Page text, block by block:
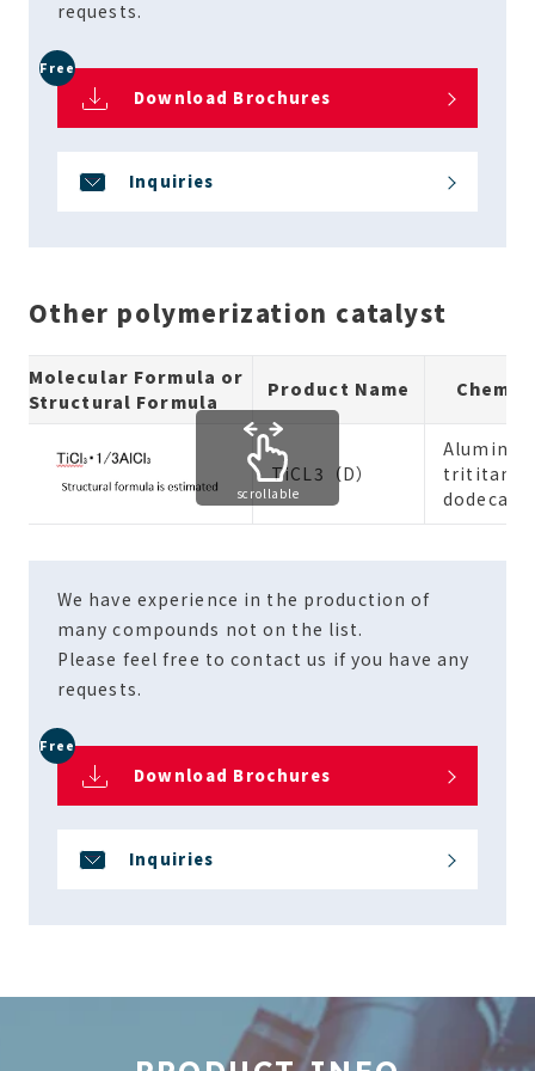
requests.
Download Brochures
Free
Inquiries
Other polymerization catalyst
Molecular Formula or
Structural Formula
Product Name
TiCL3（D）
scrollable
We have experience in the production of
many compounds not on the list.
Please feel free to contact us if you have any
requests.
Download Brochures
Free
Inquiries